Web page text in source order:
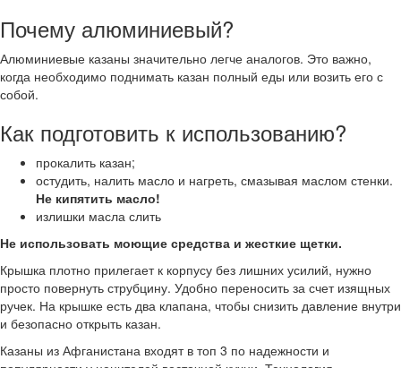
Почему алюминиевый?
Алюминиевые казаны значительно легче аналогов. Это важно,
когда необходимо поднимать казан полный еды или возить его с
собой.
Как подготовить к использованию?
прокалить казан;
остудить, налить масло и нагреть, смазывая маслом стенки.
Не кипятить масло!
излишки масла слить
Не использовать моющие средства и жесткие щетки.
Крышка плотно прилегает к корпусу без лишних усилий, нужно
просто повернуть струбцину. Удобно переносить за счет изящных
ручек. На крышке есть два клапана, чтобы снизить давление внутри
и безопасно открыть казан.
Казаны из Афганистана входят в топ 3 по надежности и